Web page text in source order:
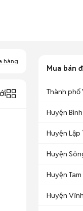
hàng
Mua bán
Thành phố
Huyện
Huyện Lập
Huyện
Huyện
Huyện